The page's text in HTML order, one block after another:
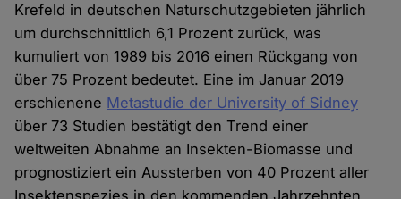
Krefeld in deutschen Naturschutzgebieten jährlich
um durchschnittlich 6,1 Prozent zurück, was
kumuliert von 1989 bis 2016 einen Rückgang von
über 75 Prozent bedeutet. Eine im Januar 2019
erschienene Metastudie der University of Sidney
über 73 Studien bestätigt den Trend einer
weltweiten Abnahme an Insekten-Biomasse und
prognostiziert ein Aussterben von 40 Prozent aller